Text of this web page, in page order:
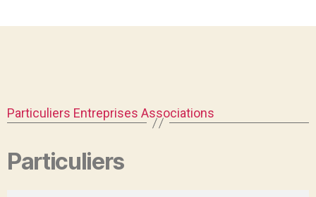
Particuliers Entreprises Associations
Particuliers